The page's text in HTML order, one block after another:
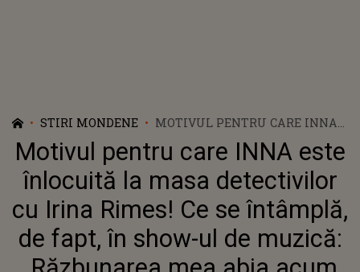
STIRI MONDENE
MOTIVUL PENTRU CARE INNA
ESTE ÎNLOCUITĂ LA MASA
DETECTIVILOR CU IRINA RIMES!
CE SE ÎNTÂMPLĂ, DE FAPT, ÎN
SHOW-UL DE MUZICĂ:
„RĂZBUNAREA MEA ABIA
Motivul pentru care INNA este
înlocuită la masa detectivilor
cu Irina Rimes! Ce se întâmplă,
de fapt, în show-ul de muzică: